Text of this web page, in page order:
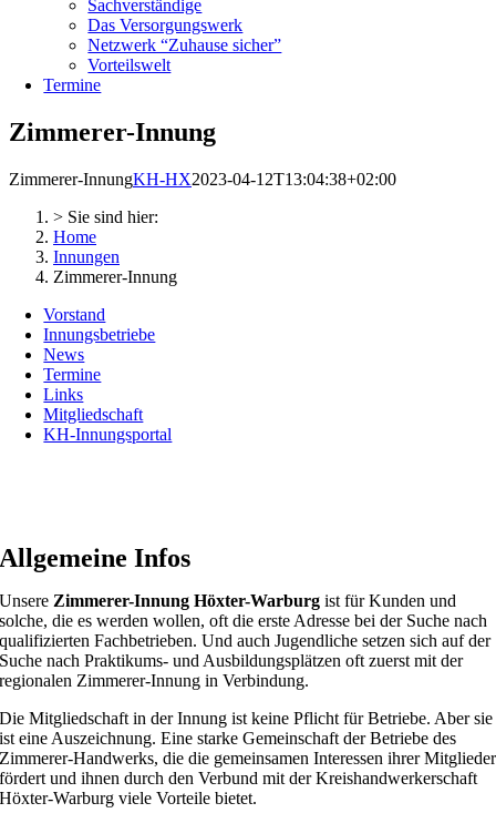
Sachverständige
Das Versorgungswerk
Netzwerk “Zuhause sicher”
Vorteilswelt
Termine
Zimmerer-Innung
Zimmerer-InnungKH-HX2023-04-12T13:04:38+02:00
> Sie sind hier:
Home
Innungen
Zimmerer-Innung
Vorstand
Innungsbetriebe
News
Termine
Links
Mitgliedschaft
KH-Innungsportal
Allgemeine Infos
Unsere Zimmerer-Innung Höxter-Warburg ist für Kunden und
solche, die es werden wollen, oft die erste Adresse bei der Suche nach
qualifizierten Fachbetrieben. Und auch Jugendliche setzen sich auf der
Suche nach Praktikums- und Ausbildungsplätzen oft zuerst mit der
regionalen Zimmerer-Innung in Verbindung.
Die Mitgliedschaft in der Innung ist keine Pflicht für Betriebe. Aber sie
ist eine Auszeichnung. Eine starke Gemeinschaft der Betriebe des
Zimmerer-Handwerks, die die gemeinsamen Interessen ihrer Mitglieder
fördert und ihnen durch den Verbund mit der Kreishandwerkerschaft
Höxter-Warburg viele Vorteile bietet.